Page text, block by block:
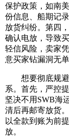
保护政策，如南
份信息、船期记
放货纠纷。第四
确认电放，导致
轻信风险，卖家
意买家钻漏洞无单
想要彻底规避
系。首先，严控
坚决不用SWB海
清后再邮寄放货
以全款到账为前
放。